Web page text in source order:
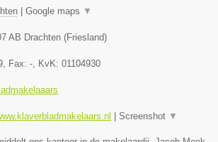
Google maps ▼
AB Drachten (Friesland)
, Fax: -, KvK: 01104930
Screenshot ▼